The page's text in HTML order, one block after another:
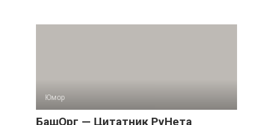
Юмор
БашОрг — Цитатник РуНета